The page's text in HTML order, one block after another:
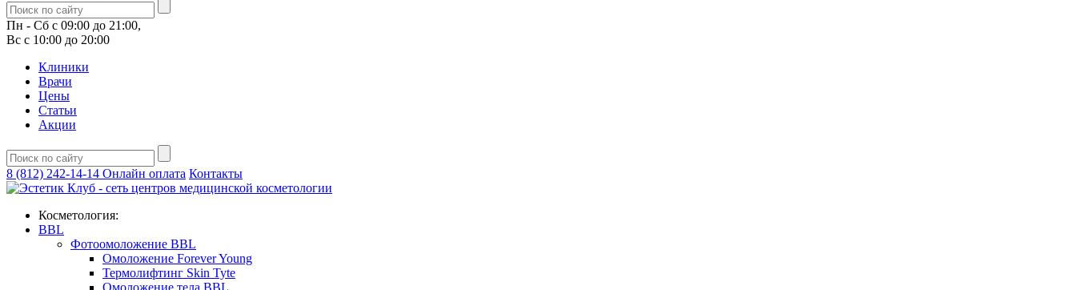
Пн - Сб с 09:00 до 21:00,
Вс с 10:00 до 20:00
Клиники
Врачи
Цены
Статьи
Акции
8 (812) 242-14-14 Онлайн оплата Контакты
Косметология:
BBL
Фотоомоложение BBL
Омоложение Forever Young
Термолифтинг Skin Tyte
Омоложение тела BBL